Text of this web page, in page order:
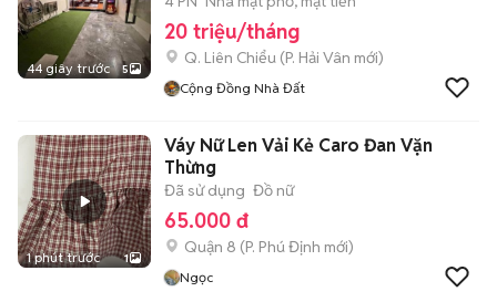
44 giây trước 5
20 triệu/tháng
Q. Liên Chiểu (P. Hải Vân mới)
Cộng Đồng Nhà Đất
1 phút trước 1
Váy Nữ Len Vải Kẻ Caro Đan Vặn
Thừng
Đã sử dụng Đồ nữ
65.000 đ
Quận 8 (P. Phú Định mới)
Ngọc